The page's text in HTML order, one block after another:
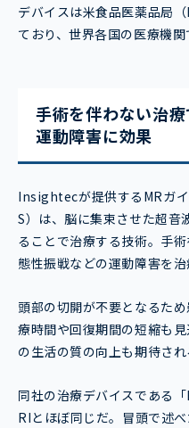
デバイスは米食品医薬品局
ており、世界各国の医療機関
手術を伴わない治療
運動障害に効果
Insightecが提供するMRガ
S）は、脳に集束させた超音
ることで治療する技術。手
態性振戦などの運動障害を治
頭部の切開が不要となるた
療時間や回復期間の短縮も
の生活の質の向上も期待され
同社の治療デバイスである
RIとほぼ同じだ。冒頭で述